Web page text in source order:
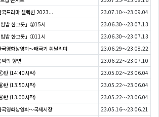
국드라마 셀렉션 2023...
23.07.10～23.09.04
밥 한그릇」②15시
23.06.30～23.07.13
밥 한그릇」①11시
23.06.30～23.07.13
영화상영회〜태극기 휘날리며
23.06.29～23.08.22
악의 향연
23.06.22～23.07.10
반 (14:40시작)
23.05.02～23.06.04
반 (13:50시작)
23.05.22～23.06.04
반 (13:00시작)
23.05.22～23.06.04
영화상영회〜국제시장
23.05.16～23.06.21